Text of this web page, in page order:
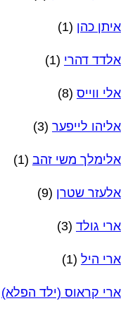
איתן כהן (1)
אלדד דהרי (1)
אלי ווייס (8)
אליהו לייפער (3)
אלימלך משי זהב (1)
אלעזר שטרן (9)
ארי גולד (3)
ארי היל (1)
ארי קראוס (ילד הפלא)